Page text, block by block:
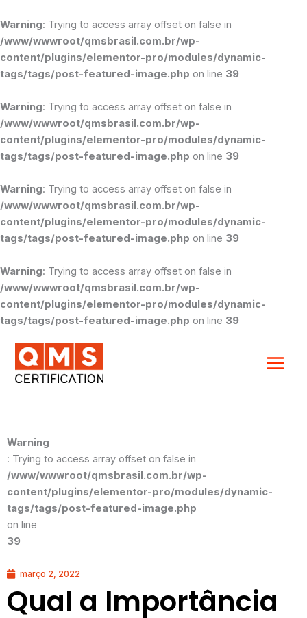
Warning: Trying to access array offset on false in
/www/wwwroot/qmsbrasil.com.br/wp-
content/plugins/elementor-pro/modules/dynamic-
tags/tags/post-featured-image.php on line 39
Warning: Trying to access array offset on false in
/www/wwwroot/qmsbrasil.com.br/wp-
content/plugins/elementor-pro/modules/dynamic-
tags/tags/post-featured-image.php on line 39
Warning: Trying to access array offset on false in
/www/wwwroot/qmsbrasil.com.br/wp-
content/plugins/elementor-pro/modules/dynamic-
tags/tags/post-featured-image.php on line 39
Warning: Trying to access array offset on false in
/www/wwwroot/qmsbrasil.com.br/wp-
content/plugins/elementor-pro/modules/dynamic-
tags/tags/post-featured-image.php on line 39
para
o
conteúdo
Warning
: Trying to access array offset on false in
/www/wwwroot/qmsbrasil.com.br/wp-
content/plugins/elementor-pro/modules/dynamic-
tags/tags/post-featured-image.php
on line
39
março 2, 2022
Qual a Importância